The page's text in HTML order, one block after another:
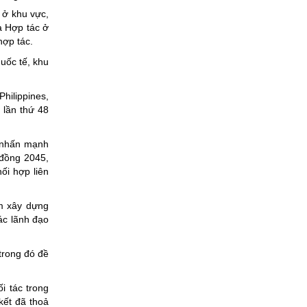
khu vực,
Hợp tác ở
tác.
tế, khu
lần thứ 48
mạnh
2045,
hợp liên
xây dựng
lãnh đạo
đó đề
tác trong
đã thoả